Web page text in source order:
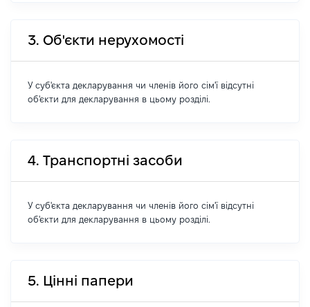
3. Об'єкти нерухомості
У суб'єкта декларування чи членів його сім'ї відсутні
об'єкти для декларування в цьому розділі.
4. Транспортні засоби
У суб'єкта декларування чи членів його сім'ї відсутні
об'єкти для декларування в цьому розділі.
5. Цінні папери